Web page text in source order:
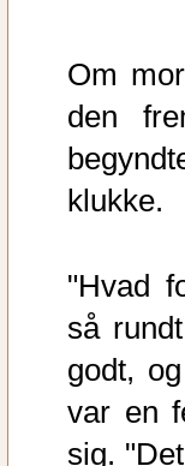
Om
den
klukke.
"Hvad
så
godt,
var en
sig.